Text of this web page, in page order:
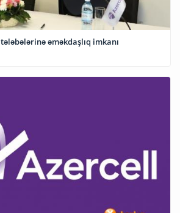
Azercell-dən ADNSU tələbələrinə əməkdaşlıq imkanı